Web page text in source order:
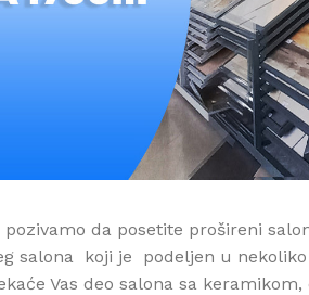
pozivamo da posetite prošireni
salona koji je
podeljen u
Vas deo salona sa